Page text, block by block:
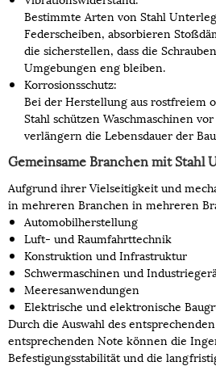
Bestimmte Arten von Stahl
Federscheiben, absorbieren
die sicherstellen, dass die
Umgebungen eng bleiben.
Korrosionsschutz:
Bei der Herstellung aus rostfreiem
Stahl schützen Waschmaschinen
verlängern die Lebensdauer der
Gemeinsame Branchen mit Stahl
Aufgrund ihrer Vielseitigkeit und
in mehreren Branchen in mehreren
Automobilherstellung
Luft- und Raumfahrttechnik
Konstruktion und Infrastruktur
Schwermaschinen und
Meeresanwendungen
Elektrische und elektronische
Durch die Auswahl des
entsprechenden Note können die
Befestigungsstabilität und die